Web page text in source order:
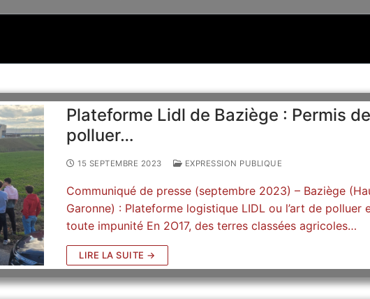
Plateforme Lidl de Baziège : Permis de
polluer…
15 SEPTEMBRE 2023 EXPRESSION PUBLIQUE
Communiqué de presse (septembre 2023) – Baziège
Garonne) : Plateforme logistique LIDL ou l’art de polluer
toute impunité En 2O17, des terres classées agricoles…
LIRE LA SUITE →